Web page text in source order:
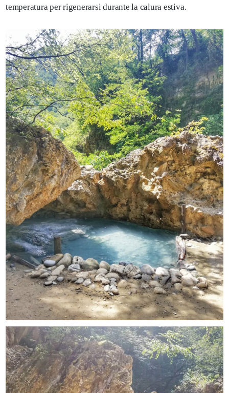
temperatura per rigenerarsi durante la calura estiva.